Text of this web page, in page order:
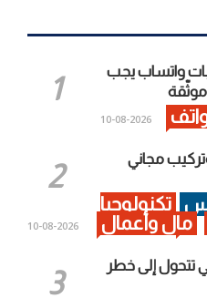
واتساب يجب
2026-08-10
مجاني
تكنولوجيا
مال وأعمال 2026-08-10
تتحول إلى خطر